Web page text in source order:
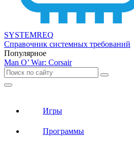
SYSTEMREQ
Справочник системных требований
Популярное
Man O’ War: Corsair
Игры
Программы